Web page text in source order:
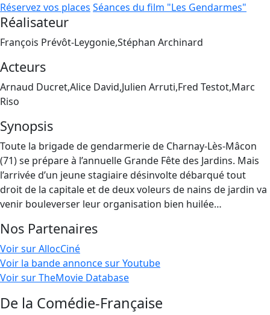
Réservez vos places Séances du film "Les Gendarmes"
Réalisateur
François Prévôt-Leygonie,Stéphan Archinard
Acteurs
Arnaud Ducret,Alice David,Julien Arruti,Fred Testot,Marc
Riso
Synopsis
Toute la brigade de gendarmerie de Charnay-Lès-Mâcon
(71) se prépare à l’annuelle Grande Fête des Jardins. Mais
l’arrivée d’un jeune stagiaire désinvolte débarqué tout
droit de la capitale et de deux voleurs de nains de jardin va
venir bouleverser leur organisation bien huilée…
Nos Partenaires
Voir sur AllocCiné
Voir la bande annonce sur Youtube
Voir sur TheMovie Database
De la Comédie-Française